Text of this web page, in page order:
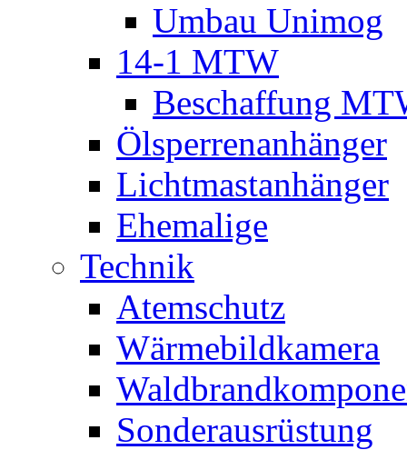
Umbau Unimog
14-1 MTW
Beschaffung
Ölsperrenanhänger
Lichtmastanhänger
Ehemalige
Technik
Atemschutz
Wärmebildkamera
Sonderausrüstung